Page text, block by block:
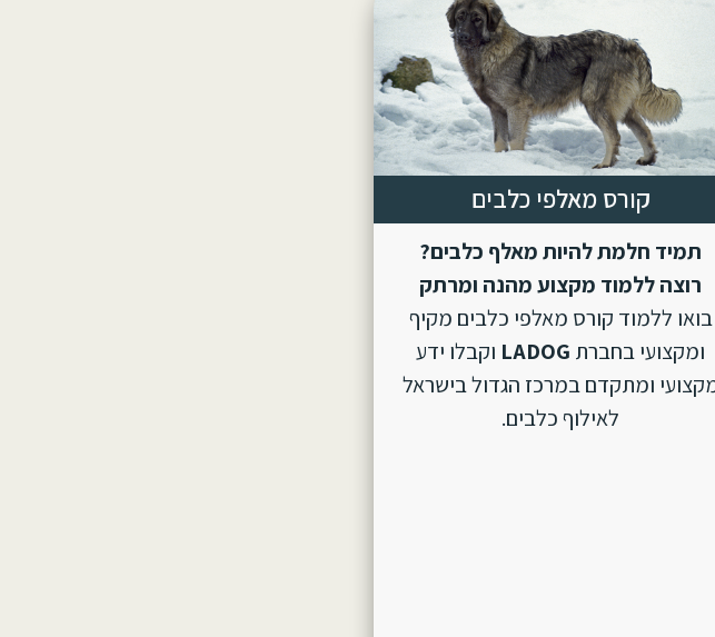
קורס מאלפי כלבים
תמיד חלמת להיות מאלף כלבים?
רוצה ללמוד מקצוע מהנה ומרתק
בואו ללמוד קורס מאלפי כלבים מקיף
ומקצועי בחברת LADOG וקבלו ידע
ומתקדם במרכז הגדול בישראל
לאילוף כלבים.